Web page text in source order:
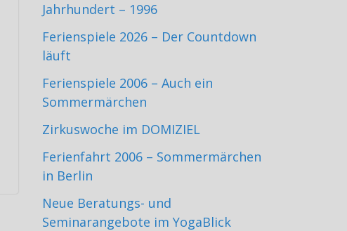
Jahrhundert – 1996
Ferienspiele 2026 – Der Countdown
läuft
Ferienspiele 2006 – Auch ein
Sommermärchen
Zirkuswoche im DOMIZIEL
Ferienfahrt 2006 – Sommermärchen
in Berlin
Neue Beratungs- und
Seminarangebote im YogaBlick